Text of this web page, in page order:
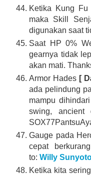
Ketika Kung Fu
maka Skill
digunakan saat
Saat HP 0%
gearnya tidak
akan mati.
Armor Hades [
ada pelindung
mampu
swing,
Gauge pada
cepat
to: Willy
Ketika kita